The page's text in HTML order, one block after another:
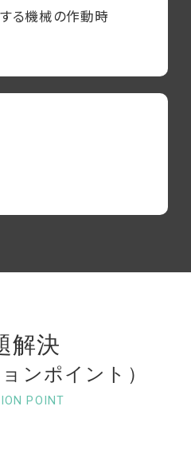
る機械の作動時
解決
ンポイント）
POINT